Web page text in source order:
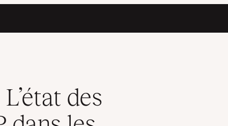
CMS et frameworks
des